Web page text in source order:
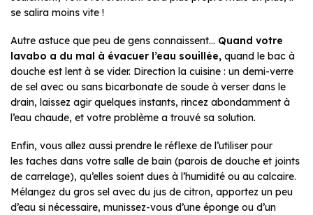
se salira moins vite !
Autre astuce que peu de gens connaissent… Quand votre
lavabo a du mal à évacuer l’eau souillée, quand le bac à
douche est lent à se vider. Direction la cuisine : un demi-verre
de sel avec ou sans bicarbonate de soude à verser dans le
drain, laissez agir quelques instants, rincez abondamment à
l’eau chaude, et votre problème a trouvé sa solution.
Enfin, vous allez aussi prendre le réflexe de l’utiliser pour
les taches dans votre salle de bain (parois de douche et joints
de carrelage), qu’elles soient dues à l’humidité ou au calcaire.
Mélangez du gros sel avec du jus de citron, apportez un peu
d’eau si nécessaire, munissez-vous d’une éponge ou d’un